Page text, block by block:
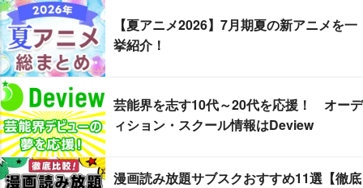
【夏アニメ2026】7月期夏の新アニメを一
挙紹介！
芸能界を志す10代～20代を応援！ オーデ
ィション・スクール情報はDeview
漫画読み放題サブスクおすすめ11選【徹底